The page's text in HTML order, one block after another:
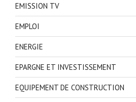
EMISSION TV
EMPLOI
ENERGIE
EPARGNE ET INVESTISSEMENT
EQUIPEMENT DE CONSTRUCTION